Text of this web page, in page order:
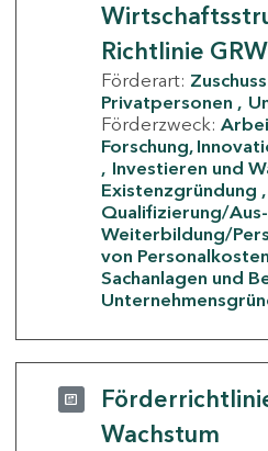
Richtlinie
Förderart: Zuschuss
Privatpersonen
Förderzweck:
Forschung,
Investieren und
Existenzgründung
Qualifizierung/
Weiterbildung/
von Personalkosten
Sachanlagen und
Wachstum